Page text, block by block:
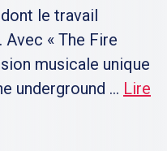
le travail
« The Fire
musicale unique
underground ... Lire